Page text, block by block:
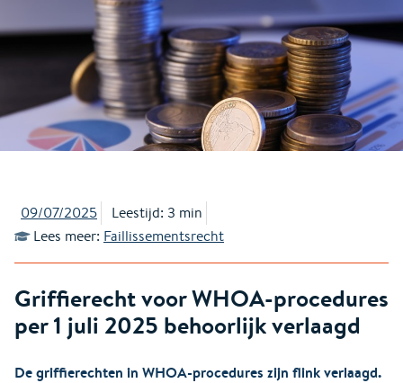
09/07/2025
Leestijd: 3 min
Lees meer: Faillissementsrecht
Griffierecht voor WHOA-procedures
per 1 juli 2025 behoorlijk verlaagd
De griffierechten in WHOA-procedures zijn flink verlaagd.